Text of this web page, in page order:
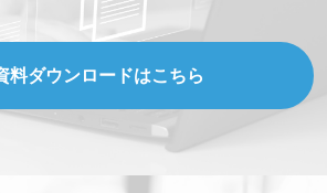
料ダウンロードはこちら